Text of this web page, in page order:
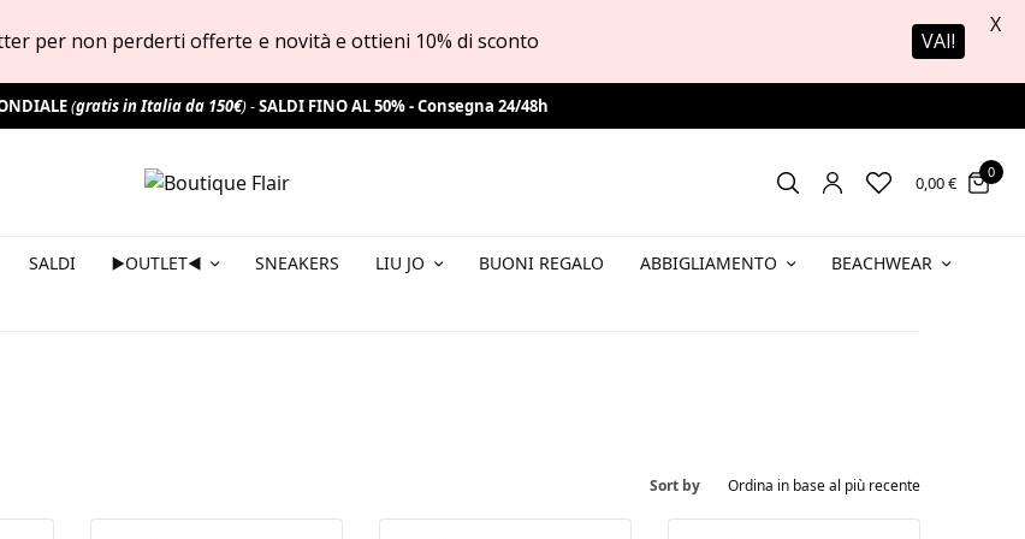
(gratis in Italia da 150€) -SALDI FINO AL 50% -Consegna 24/48h
0,00€ 0
SALDI ▶️OUTLET◀️ SNEAKERS LIU JO BUONI REGALO ABBIGLIAMENTO
BEACHWEAR
Sort by
per non perderti offerte e novità e ottieni 10% di sconto VAI!
X